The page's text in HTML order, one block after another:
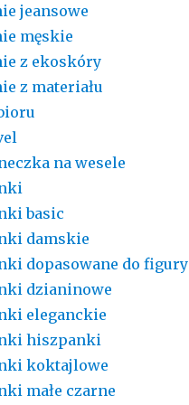
jeansowe
męskie
z ekoskóry
z materiału
na wesele
basic
damskie
dopasowane do figury
dzianinowe
eleganckie
hiszpanki
koktajlowe
małe czarne